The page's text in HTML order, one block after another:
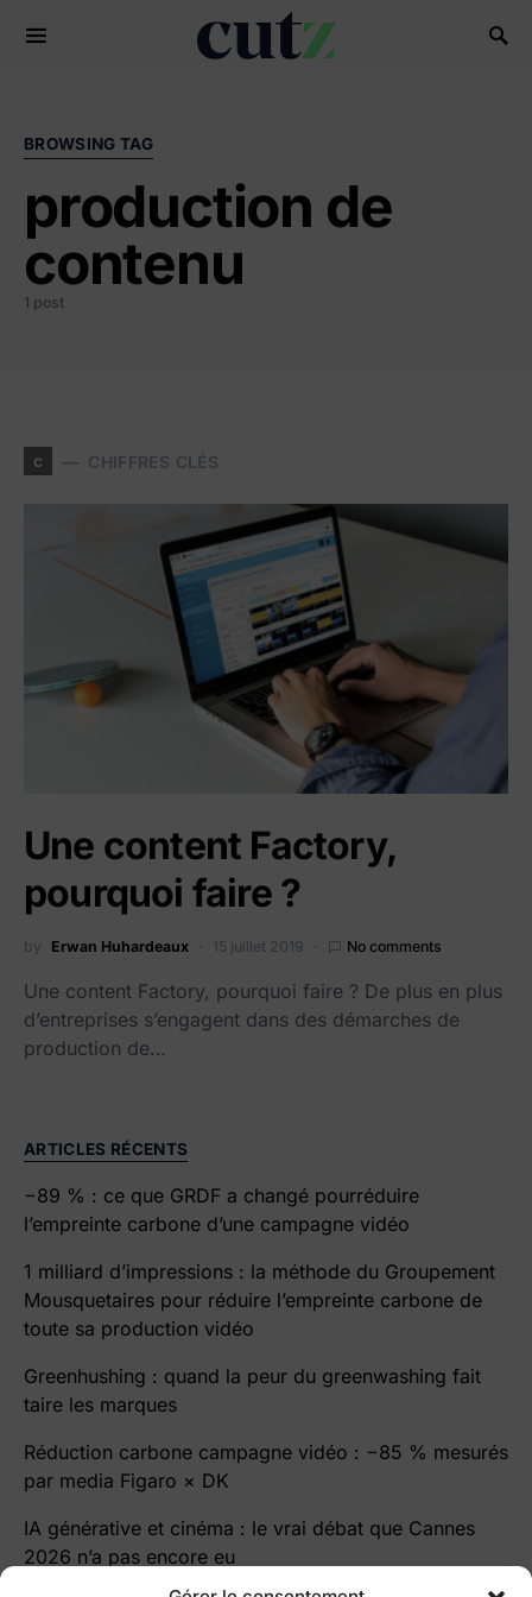
Search for:
BROWSING TAG
production de
contenu
1 post
c CHIFFRES CLÉS
Une content Factory,
pourquoi faire ?
by Erwan Huhardeaux 15 juillet 2019 No comments
​Une content Factory, pourquoi faire ? De plus en plus
d’entreprises s’engagent dans des démarches de
production de…
ARTICLES RÉCENTS
−89 % : ce que GRDF a changé pourréduire
l’empreinte carbone d’une campagne vidéo
1 milliard d’impressions : la méthode du Groupement
Mousquetaires pour réduire l’empreinte carbone de
toute sa production vidéo
Greenhushing : quand la peur du greenwashing fait
taire les marques
Réduction carbone campagne vidéo : −85 % mesurés
par media Figaro × DK
IA générative et cinéma : le vrai débat que Cannes
2026 n’a pas encore eu